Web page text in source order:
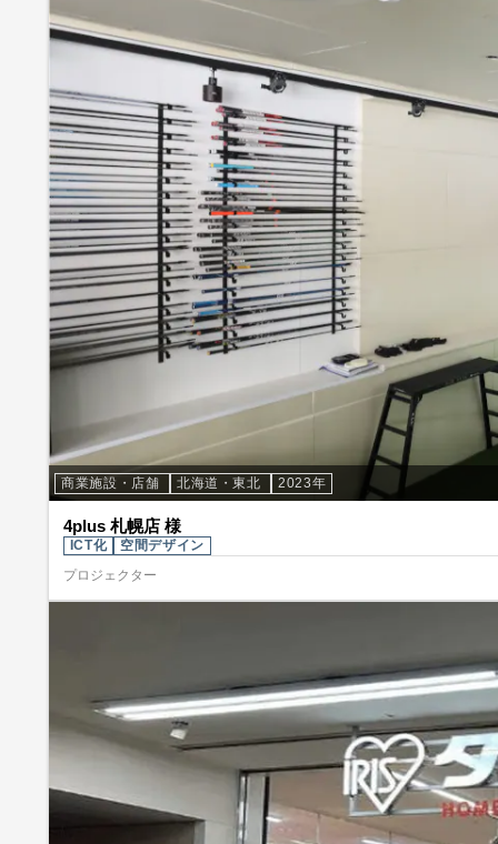
商業施設・店舗 北海道・東北 2023年
4plus 札幌店 様
ICT化
空間デザイン
プロジェクター